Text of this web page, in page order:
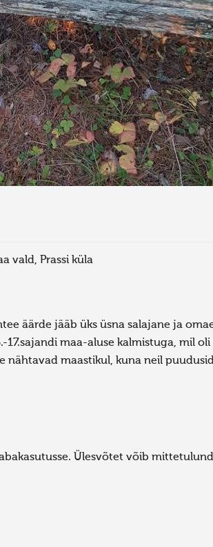
vald, Prassi küla
äärde jääb üks üsna salajane ja
17.sajandi maa-aluse kalmistuga, mil
nähtavad maastikul, kuna neil
Ülesvõtet võib